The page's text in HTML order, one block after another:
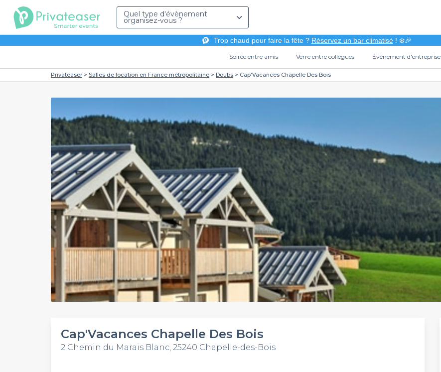
Quel type d'évènement
organisez-vous ?
Trop chaud pour faire la fête ? Réservez un bar climatisé! ❄️🎉
Soirée entre amis Verre entre collègues Évènement d'entreprise
Privateaser Salles de location en France métropolitaine Doubs Cap'Vacances Chapelle Des Bois
Cap'Vacances Chapelle Des Bois
2 Chemin du Marais Blanc, 25240 Chapelle-des-Bois